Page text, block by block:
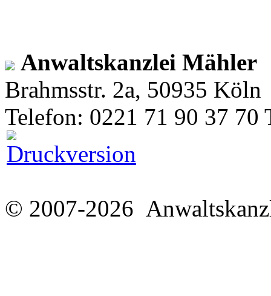
Anwaltskanzlei Mähler
Brahmsstr. 2a, 50935 Köln
Telefon: 0221 71 90 37 70
© 2007-2026